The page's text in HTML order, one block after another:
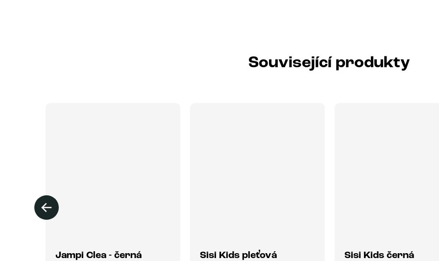
Související produkty
Jampi Clea - černá Sisi Kids pleťová Sisi Kids černá